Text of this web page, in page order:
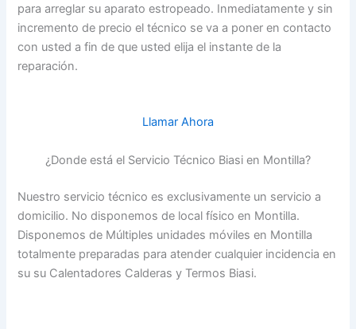
para arreglar su aparato estropeado. Inmediatamente y sin
incremento de precio el técnico se va a poner en contacto
con usted a fin de que usted elija el instante de la
reparación.
Llamar Ahora
¿Donde está el Servicio Técnico Biasi en Montilla?
Nuestro servicio técnico es exclusivamente un servicio a
domicilio. No disponemos de local físico en Montilla.
Disponemos de Múltiples unidades móviles en Montilla
totalmente preparadas para atender cualquier incidencia en
su su Calentadores Calderas y Termos Biasi.